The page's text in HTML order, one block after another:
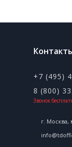
+7 (495)
8 (800)
Звонок
г. Москва,